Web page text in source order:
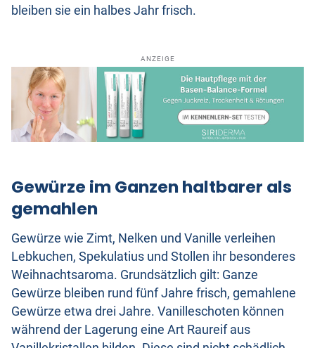
bleiben sie ein halbes Jahr frisch.
ANZEIGE
Gewürze im Ganzen haltbarer als
gemahlen
Gewürze wie Zimt, Nelken und Vanille verleihen
Lebkuchen, Spekulatius und Stollen ihr besonderes
Weihnachtsaroma. Grundsätzlich gilt: Ganze
Gewürze bleiben rund fünf Jahre frisch, gemahlene
Gewürze etwa drei Jahre. Vanilleschoten können
während der Lagerung eine Art Raureif aus